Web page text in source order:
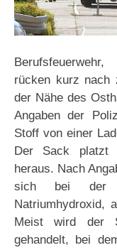
rücken kurz nach
der Nähe des
Angaben der
Stoff von einer
Der Sack platzt
heraus. Nach
sich bei der
Natriumhydroxid,
Meist wird der
gehandelt, bei